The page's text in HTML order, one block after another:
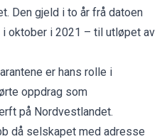
Den gjeld i to år frå datoen
oktober i 2021 – til utløpet av
er hans rolle i
oppdrag som
på Nordvestlandet.
då selskapet med adresse